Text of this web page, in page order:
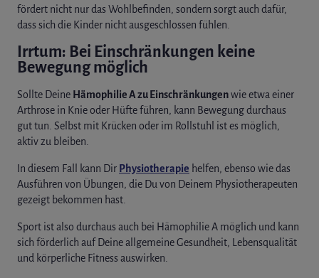
fördert nicht nur das Wohlbefinden, sondern sorgt auch dafür,
dass sich die Kinder nicht ausgeschlossen fühlen.
Irrtum: Bei Einschränkungen keine
Bewegung möglich
Sollte Deine Hämophilie A zu Einschränkungenwie etwa einer
Arthrose in Knie oder Hüfte führen, kann Bewegung durchaus
gut tun. Selbst mit Krücken oder im Rollstuhl ist es möglich,
aktiv zu bleiben.
In diesem Fall kann Dir Physiotherapie helfen, ebenso wie das
Ausführen von Übungen, die Du von Deinem Physiotherapeuten
gezeigt bekommen hast.
Sport ist also durchaus auch bei Hämophilie A möglich und kann
sich förderlich auf Deine allgemeine Gesundheit, Lebensqualität
und körperliche Fitness auswirken.